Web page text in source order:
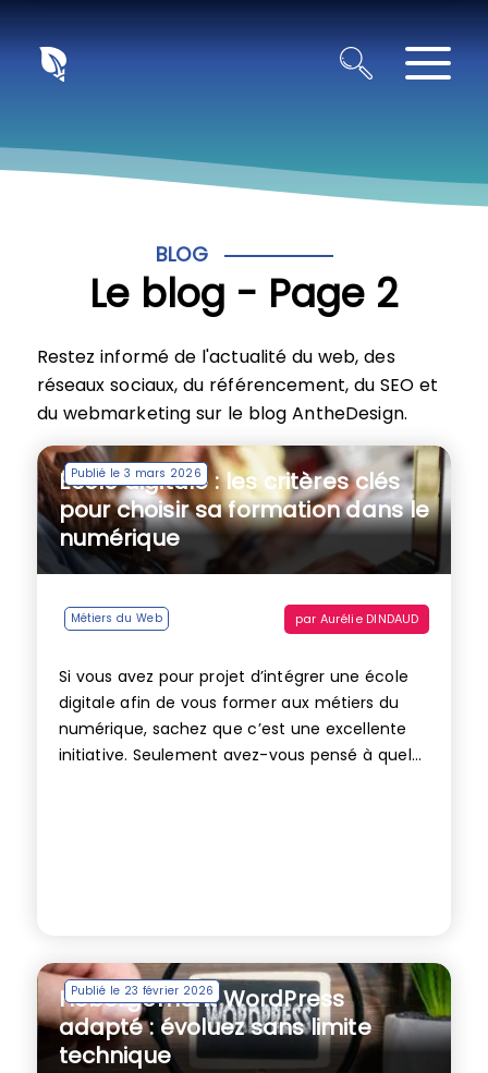
BLOG
Le blog - Page 2
Restez informé de l'actualité du web, des
réseaux sociaux, du référencement, du SEO et
du webmarketing sur le blog AntheDesign.
Publié le 3 mars 2026
École digitale : les critères clés
pour choisir sa formation dans le
numérique
Métiers du Web par Aurélie DINDAUD
Si vous avez pour projet d’intégrer une école
digitale afin de vous former aux métiers du
numérique, sachez que c’est une excellente
initiative. Seulement avez-vous pensé à quel...
Publié le 23 février 2026
Hébergement WordPress
adapté : évoluez sans limite
technique
Panneau de gestion des cookies